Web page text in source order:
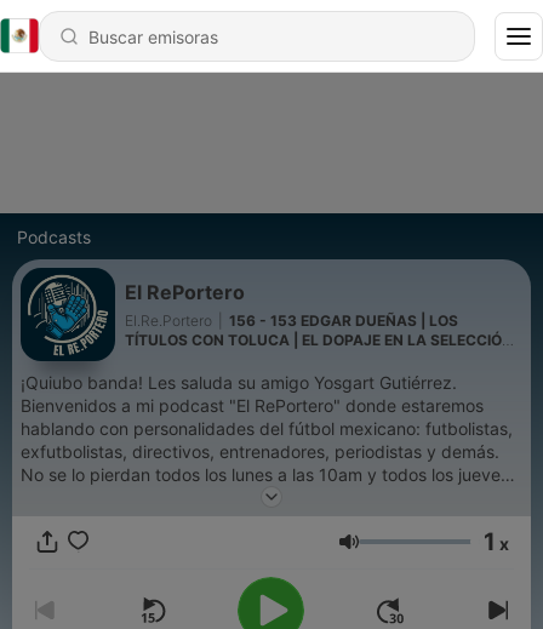
Podcasts
El RePortero
El.Re.Portero
156 - 153 EDGAR DUEÑAS | LOS
TÍTULOS CON TOLUCA | EL DOPAJE EN LA SELECCIÓN |
¡Quiubo banda! Les saluda su amigo Yosgart Gutiérrez.
Bienvenidos a mi podcast "El RePortero" donde estaremos
hablando con personalidades del fútbol mexicano: futbolistas,
exfutbolistas, directivos, entrenadores, periodistas y demás.
No se lo pierdan todos los lunes a las 10am y todos los jueves
7pm en YouTube ¡Ahí nos vemoooos!
Volumen 1 x